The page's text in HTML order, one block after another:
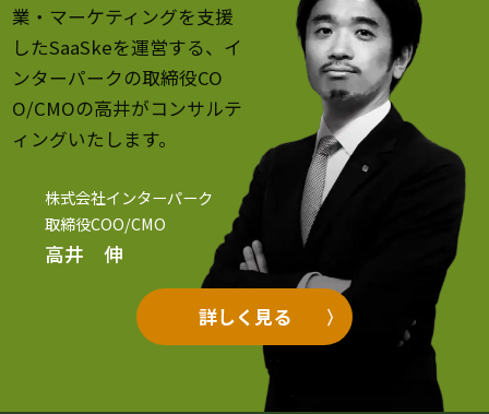
業・マーケティングを支援
したSaaSkeを運営する、イ
ンターパークの取締役CO
O/CMOの高井がコンサルテ
ィングいたします。
株式会社インターパーク
取締役COO/CMO
高井 伸
詳しく見る